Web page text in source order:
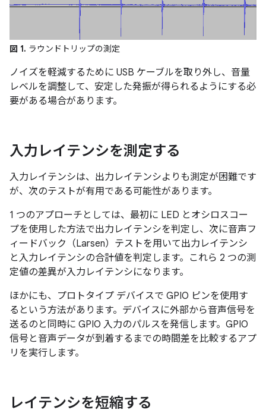
図 1. ラウンドトリップの測定
ノイズを軽減するために USB ケーブルを取り外し、音量
レベルを調整して、安定した発振が得られるようにする必
要がある場合があります。
入力レイテンシを測定する
入力レイテンシは、出力レイテンシよりも測定が困難です
が、次のテストが有用である可能性があります。
1 つのアプローチとしては、最初に LED とオシロスコー
プを使用した方法で出力レイテンシを判定し、次に音声フ
ィードバック（Larsen）テストを用いて出力レイテンシ
と入力レイテンシの合計値を判定します。これら 2 つの測
定値の差異が入力レイテンシになります。
ほかにも、プロトタイプ デバイスで GPIO ピンを使用す
るという方法があります。デバイスに外部から音声信号を
送るのと同時に GPIO 入力のパルスを発信します。GPIO
信号と音声データが到着するまでの時間差を比較するアプ
リを実行します。
レイテンシを短縮する